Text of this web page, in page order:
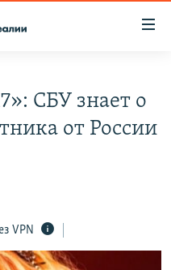
СОПРОТИВЛЕНИЯ
СБУ знает о
от России
VPN